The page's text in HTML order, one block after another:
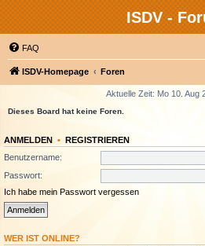
ISDV -
FAQ
ISDV-Homepage Foren
Aktuelle Zeit: Mo 10. Aug
Dieses Board hat keine Foren.
ANMELDEN • REGISTRIEREN
Benutzername:
Passwort:
Ich habe mein Passwort vergessen
WER IST ONLINE?